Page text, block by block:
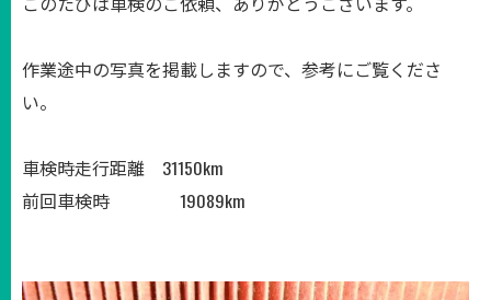
作業途中の写真を掲載しますので、参考にご覧くださ
い。
車検時走行距離 31150km
前回車検時 19089km